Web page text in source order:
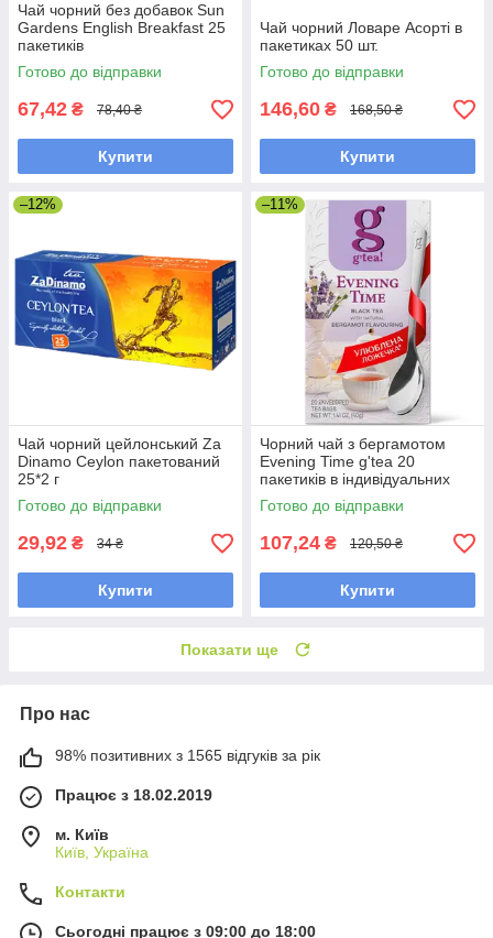
Чай чорний без добавок Sun
Gardens English Breakfast 25
пакетиків
Готово до відправки
67,42 ₴ 78,40 ₴
Купити
Чай чорний Ловаре Асорті в
пакетиках 50 шт.
Готово до відправки
146,60 ₴ 168,50 ₴
Купити
–12%
Чай чорний цейлонський Za
Dinamo Ceylon пакетований
25*2 г
Готово до відправки
29,92 ₴ 34 ₴
Купити
–11%
Чорний чай з бергамотом
Evening Time g'tea 20
пакетиків в індивідуальних
конвертах з ложкою
Готово до відправки
107,24 ₴ 120,50 ₴
Купити
Показати ще
Про нас
98% позитивних з 1565 відгуків за рік
Працює з 18.02.2019
м. Київ
Київ, Україна
Контакти
Сьогодні працює з 09:00 до 18:00